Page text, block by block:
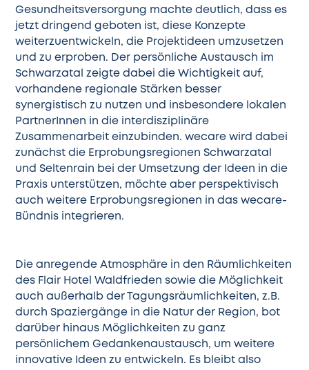
Gesundheitsversorgung machte deutlich, dass es
jetzt dringend geboten ist, diese Konzepte
weiterzuentwickeln, die Projektideen umzusetzen
und zu erproben. Der persönliche Austausch im
Schwarzatal zeigte dabei die Wichtigkeit auf,
vorhandene regionale Stärken besser
synergistisch zu nutzen und insbesondere lokalen
PartnerInnen in die interdisziplinäre
Zusammenarbeit einzubinden. wecare wird dabei
zunächst die Erprobungsregionen Schwarzatal
und Seltenrain bei der Umsetzung der Ideen in die
Praxis unterstützen, möchte aber perspektivisch
auch weitere Erprobungsregionen in das wecare-
Bündnis integrieren.
Die anregende Atmosphäre in den Räumlichkeiten
des Flair Hotel Waldfrieden sowie die Möglichkeit
auch außerhalb der Tagungsräumlichkeiten, z.B.
durch Spaziergänge in die Natur der Region, bot
darüber hinaus Möglichkeiten zu ganz
persönlichem Gedankenaustausch, um weitere
innovative Ideen zu entwickeln. Es bleibt also